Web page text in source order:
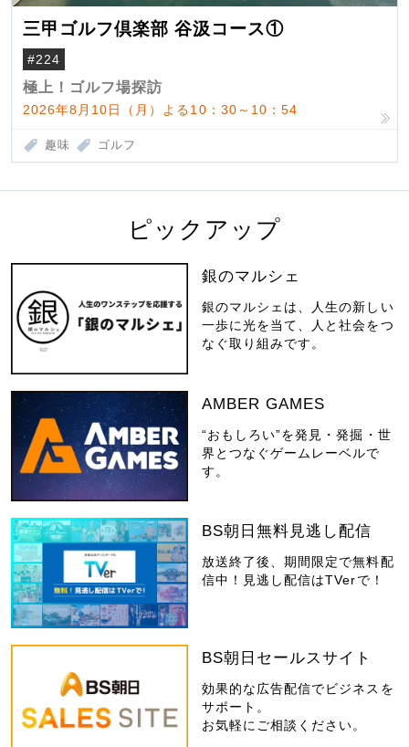
三甲ゴルフ倶楽部 谷汲コース①
#224
極上！ゴルフ場探訪
2026年8月10日（月）よる10：30～10：54
趣味 ゴルフ
ピックアップ
銀のマルシェ
銀のマルシェは、人生の新しい
一歩に光を当て、人と社会をつ
なぐ取り組みです。
AMBER GAMES
“おもしろい”を発見・発掘・世
界とつなぐゲームレーベルで
す。
BS朝日無料見逃し配信
放送終了後、期間限定で無料配
信中！見逃し配信はTVerで！
BS朝日セールスサイト
効果的な広告配信でビジネスを
サポート。
お気軽にご相談ください。